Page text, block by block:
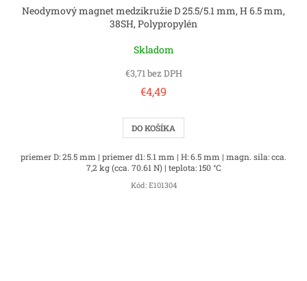
Neodymový magnet medzikružie D 25.5/5.1 mm, H 6.5 mm,
38SH, Polypropylén
Skladom
€3,71 bez DPH
€4,49
DO KOŠÍKA
priemer D: 25.5 mm | priemer d1: 5.1 mm | H: 6.5 mm | magn. sila: cca.
7,2 kg (cca. 70.61 N) | teplota: 150 °C
Kód: E101304